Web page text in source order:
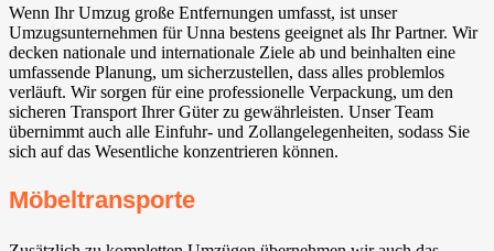
Wenn Ihr Umzug große Entfernungen umfasst, ist unser
Umzugsunternehmen für Unna bestens geeignet als Ihr Partner. Wir
decken nationale und internationale Ziele ab und beinhalten eine
umfassende Planung, um sicherzustellen, dass alles problemlos
verläuft. Wir sorgen für eine professionelle Verpackung, um den
sicheren Transport Ihrer Güter zu gewährleisten. Unser Team
übernimmt auch alle Einfuhr- und Zollangelegenheiten, sodass Sie
sich auf das Wesentliche konzentrieren können.
Möbeltransporte